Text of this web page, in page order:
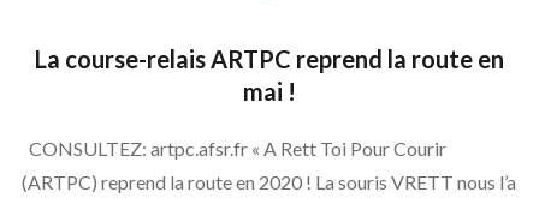
La course-relais ARTPC reprend la route en
mai !
CONSULTEZ: artpc.afsr.fr « A Rett Toi Pour Courir
(ARTPC) reprend la route en 2020 ! La souris VRETT nous l’a